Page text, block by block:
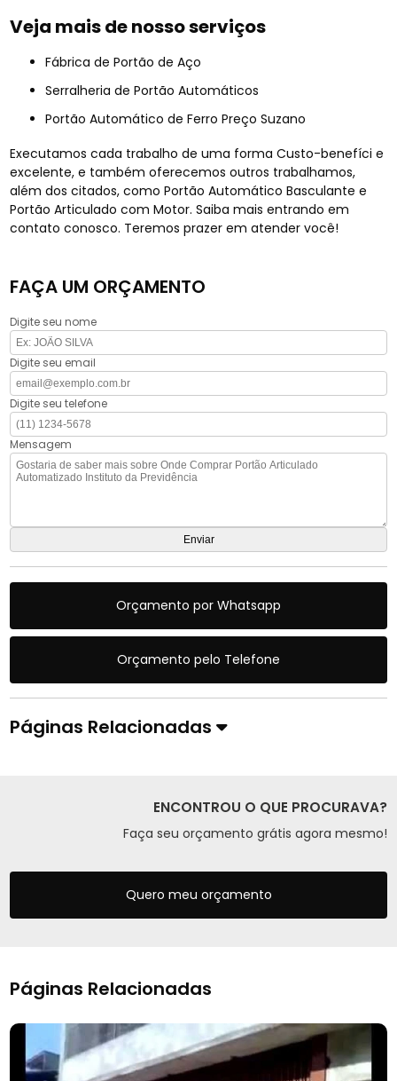
Veja mais de nosso serviços
Fábrica de Portão de Aço
Serralheria de Portão Automáticos
Portão Automático de Ferro Preço Suzano
Executamos cada trabalho de uma forma Custo-benefíci e
excelente, e também oferecemos outros trabalhamos,
além dos citados, como Portão Automático Basculante e
Portão Articulado com Motor. Saiba mais entrando em
contato conosco. Teremos prazer em atender você!
FAÇA UM ORÇAMENTO
Digite seu nome
Digite seu email
Digite seu telefone
Mensagem
Orçamento por Whatsapp
Orçamento pelo Telefone
Páginas Relacionadas
ENCONTROU O QUE PROCURAVA?
Faça seu orçamento grátis agora mesmo!
Quero meu orçamento
Páginas Relacionadas